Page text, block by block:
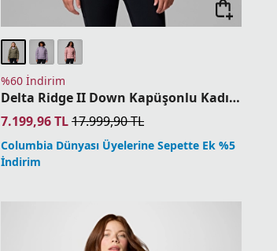
%60 İndirim
Delta Ridge II Down Kapüşonlu Kadın Kaz Tüyü Mont
7.199,96TL17.999,90TL
Columbia Dünyası Üyelerine Sepette Ek %5
İndirim